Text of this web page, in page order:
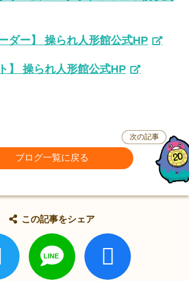
ダー】 操られ人形館公式HP
】 操られ人形館公式HP
ブログ一覧に戻る
次の記事
この記事をシェア